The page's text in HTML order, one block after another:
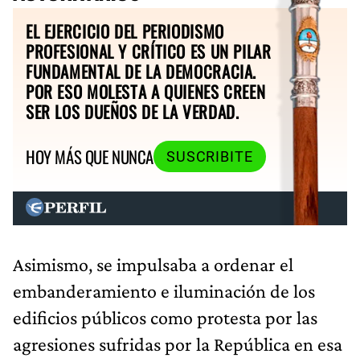
EL EJERCICIO DEL PERIODISMO
PROFESIONAL Y CRÍTICO ES UN PILAR
FUNDAMENTAL DE LA DEMOCRACIA.
POR ESO MOLESTA A QUIENES CREEN
SER LOS DUEÑOS DE LA VERDAD.
HOY MÁS QUE NUNCA
SUSCRIBITE
Asimismo, se impulsaba a ordenar el
embanderamiento e iluminación de los
edificios públicos como protesta por las
agresiones sufridas por la República en esa